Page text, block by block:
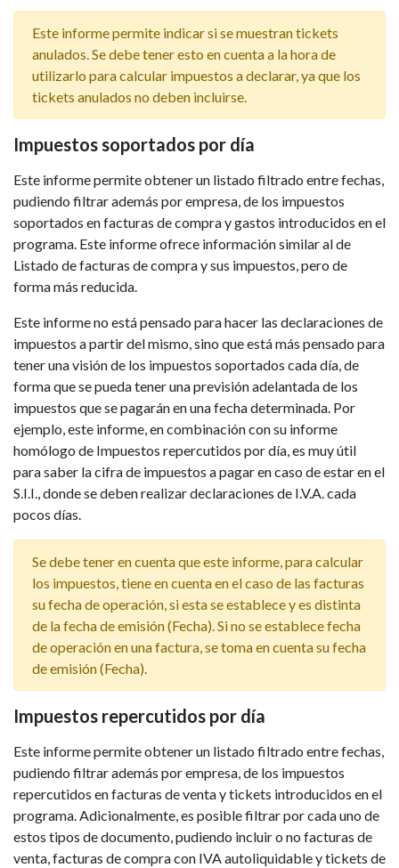
Este informe permite indicar si se muestran tickets
anulados. Se debe tener esto en cuenta a la hora de
utilizarlo para calcular impuestos a declarar, ya que los
tickets anulados no deben incluirse.
Impuestos soportados por día
Este informe permite obtener un listado filtrado entre fechas,
pudiendo filtrar además por empresa, de los impuestos
soportados en facturas de compra y gastos introducidos en el
programa. Este informe ofrece información similar al de
Listado de facturas de compra y sus impuestos, pero de
forma más reducida.
Este informe no está pensado para hacer las declaraciones de
impuestos a partir del mismo, sino que está más pensado para
tener una visión de los impuestos soportados cada día, de
forma que se pueda tener una previsión adelantada de los
impuestos que se pagarán en una fecha determinada. Por
ejemplo, este informe, en combinación con su informe
homólogo de Impuestos repercutidos por día, es muy útil
para saber la cifra de impuestos a pagar en caso de estar en el
S.I.I., donde se deben realizar declaraciones de I.V.A. cada
pocos días.
Se debe tener en cuenta que este informe, para calcular
los impuestos, tiene en cuenta en el caso de las facturas
su fecha de operación, si esta se establece y es distinta
de la fecha de emisión (Fecha). Si no se establece fecha
de operación en una factura, se toma en cuenta su fecha
de emisión (Fecha).
Impuestos repercutidos por día
Este informe permite obtener un listado filtrado entre fechas,
pudiendo filtrar además por empresa, de los impuestos
repercutidos en facturas de venta y tickets introducidos en el
programa. Adicionalmente, es posible filtrar por cada uno de
estos tipos de documento, pudiendo incluir o no facturas de
venta, facturas de compra con IVA autoliquidable y tickets de